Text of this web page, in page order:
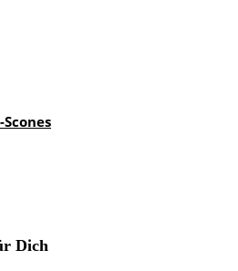
Dich